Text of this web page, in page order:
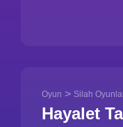
Oyun > Silah
Hayalet